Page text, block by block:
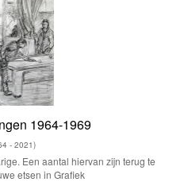
1964-1969
- 2021)
Een aantal hiervan zijn terug te
etsen in Grafiek